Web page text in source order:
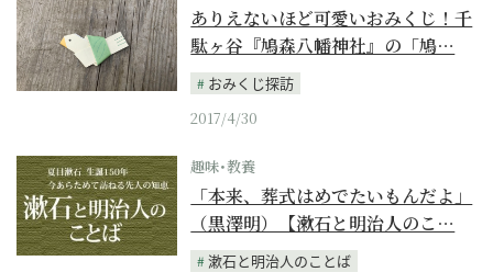
ありえないほど可愛いおみくじ！千
駄ヶ谷『鳩森八幡神社』の「鳩…
おみくじ探訪
2017/4/30
趣味･教養
「本来、葬式はめでたいもんだよ」
（黒澤明）【漱石と明治人のこ…
漱石と明治人のことば